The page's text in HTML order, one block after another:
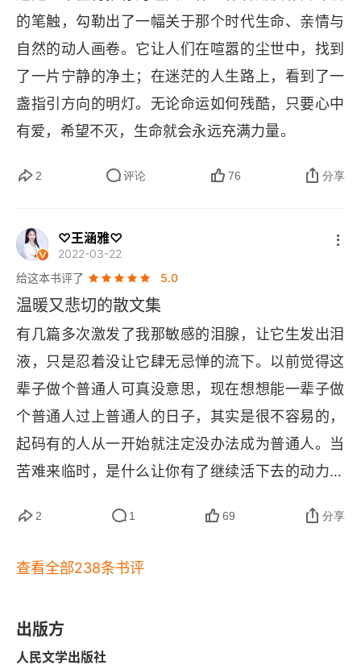
记忆与印象2
重病之时
看电影
珊珊
老海棠树
孙姨和梅娘
M的故事
B老师
庄子
比如摇滚与写作
想念地坛
地坛》的《我与地坛》。是的，《我与地坛》是一
本书名，也是一篇文章标题。那篇文章，我们应该
都读过，在学生时代的语文课本，肯定都有它的节
选。就是因为它出现在语文课本，我们才不喜欢
它。我们要做它带来的阅读理解，去概括它的中心
思想、去分析它某句话的意思，甚至背诵一些著名
当年真的是没看懂。就像大家常说的听李宗盛的歌
的那个感觉：初听不识曲中意，再听已是曲中人。
这些年陆陆续续读了史铁生的一些小说和文章，例
如说《命若琴弦》、《昼信耶稣夜信佛》，发现他
的文字可读性很强，思考得很深很远。他的人虽然
被轮椅所限制，但是他的思想早就遨游宇宙，纵横
古今。就是失去了自由，他才更渴望自由，才更自
由地发挥。就像我们脚好好的时候，我们都没有意
识到它的存在，有一天脚受伤了，你才会去感受
们好了之后，我们都会忘了原来失去的感觉，而史
“想” 当中，我觉得《我与地坛》这本书最有代表
一根线，最后这本书是我在得到电子划线最多的一
本，好多都值得仔细琢磨。这本书又不止说他个
的笔触，勾勒出了一幅关于那个时代生命、亲情与
自然的动人画卷。它让人们在喧嚣的尘世中，找到
了一片宁静的净土；在迷茫的人生路上，看到了一
盏指引方向的明灯。无论命运如何残酷，只要心中
有爱，希望不灭，生命就会永远充满力量。
2 评论 76 分享
♡王涵雅♡
2022-03-22
给这本书评了
5.0
温暖又悲切的散文集
有几篇多次激发了我那敏感的泪腺，让它生发出泪
液，只是忍着没让它肆无忌惮的流下。以前觉得这
辈子做个普通人可真没意思，现在想想能一辈子做
个普通人过上普通人的日子，其实是很不容易的，
起码有的人从一开始就注定没办法成为普通人。当
苦难来临时，是什么让你有了继续活下去的动力？
的磨砺下逐渐发现的。人年纪越大，越会怀念已故
2 1 69 分享
查看全部238条书评
出版方
人民文学出版社